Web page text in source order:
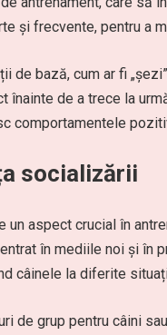
și frecvente, pentru a
de bază, cum ar fi
înainte de a trece la
comportamentele
socializării
un aspect crucial în
în mediile noi și în
câinele la diferite
de grup pentru câini